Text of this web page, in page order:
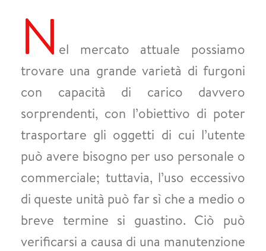
N el mercato attuale possiamo
trovare una grande varietà di furgoni
con capacità di carico davvero
sorprendenti, con l’obiettivo di poter
trasportare gli oggetti di cui l’utente
può avere bisogno per uso personale o
commerciale; tuttavia, l’uso eccessivo
di queste unità può far sì che a medio o
breve termine si guastino. Ciò può
verificarsi a causa di una manutenzione